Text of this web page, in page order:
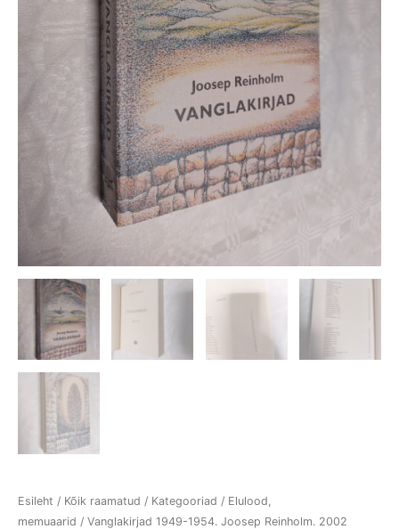
Esileht / Kõik raamatud / Kategooriad / Elulood,
memuaarid / Vanglakirjad 1949-1954. Joosep Reinholm. 2002